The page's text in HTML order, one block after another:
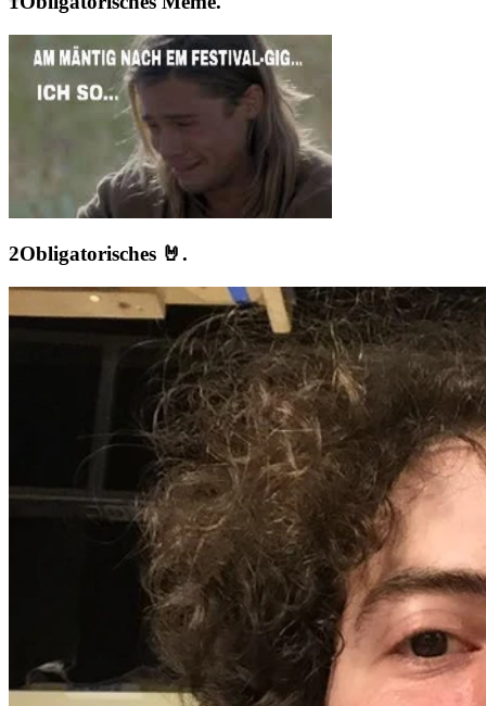
Obligatorisches 🤘.